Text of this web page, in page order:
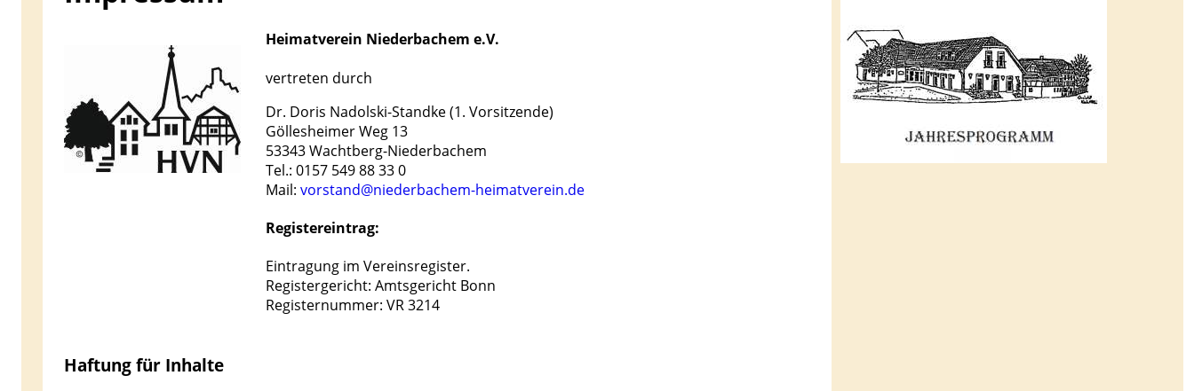
Heimatverein Niederbachem e.V.
vertreten durch
Dr. Doris Nadolski-Standke (1. Vorsitzende)
Göllesheimer Weg 13
53343 Wachtberg-Niederbachem
Tel.: 0157 549 88 33 0
Mail: vorstand@niederbachem-heimatverein.de
Registereintrag:
Eintragung im Vereinsregister.
Registergericht: Amtsgericht Bonn
Registernummer: VR 3214
Haftung für Inhalte